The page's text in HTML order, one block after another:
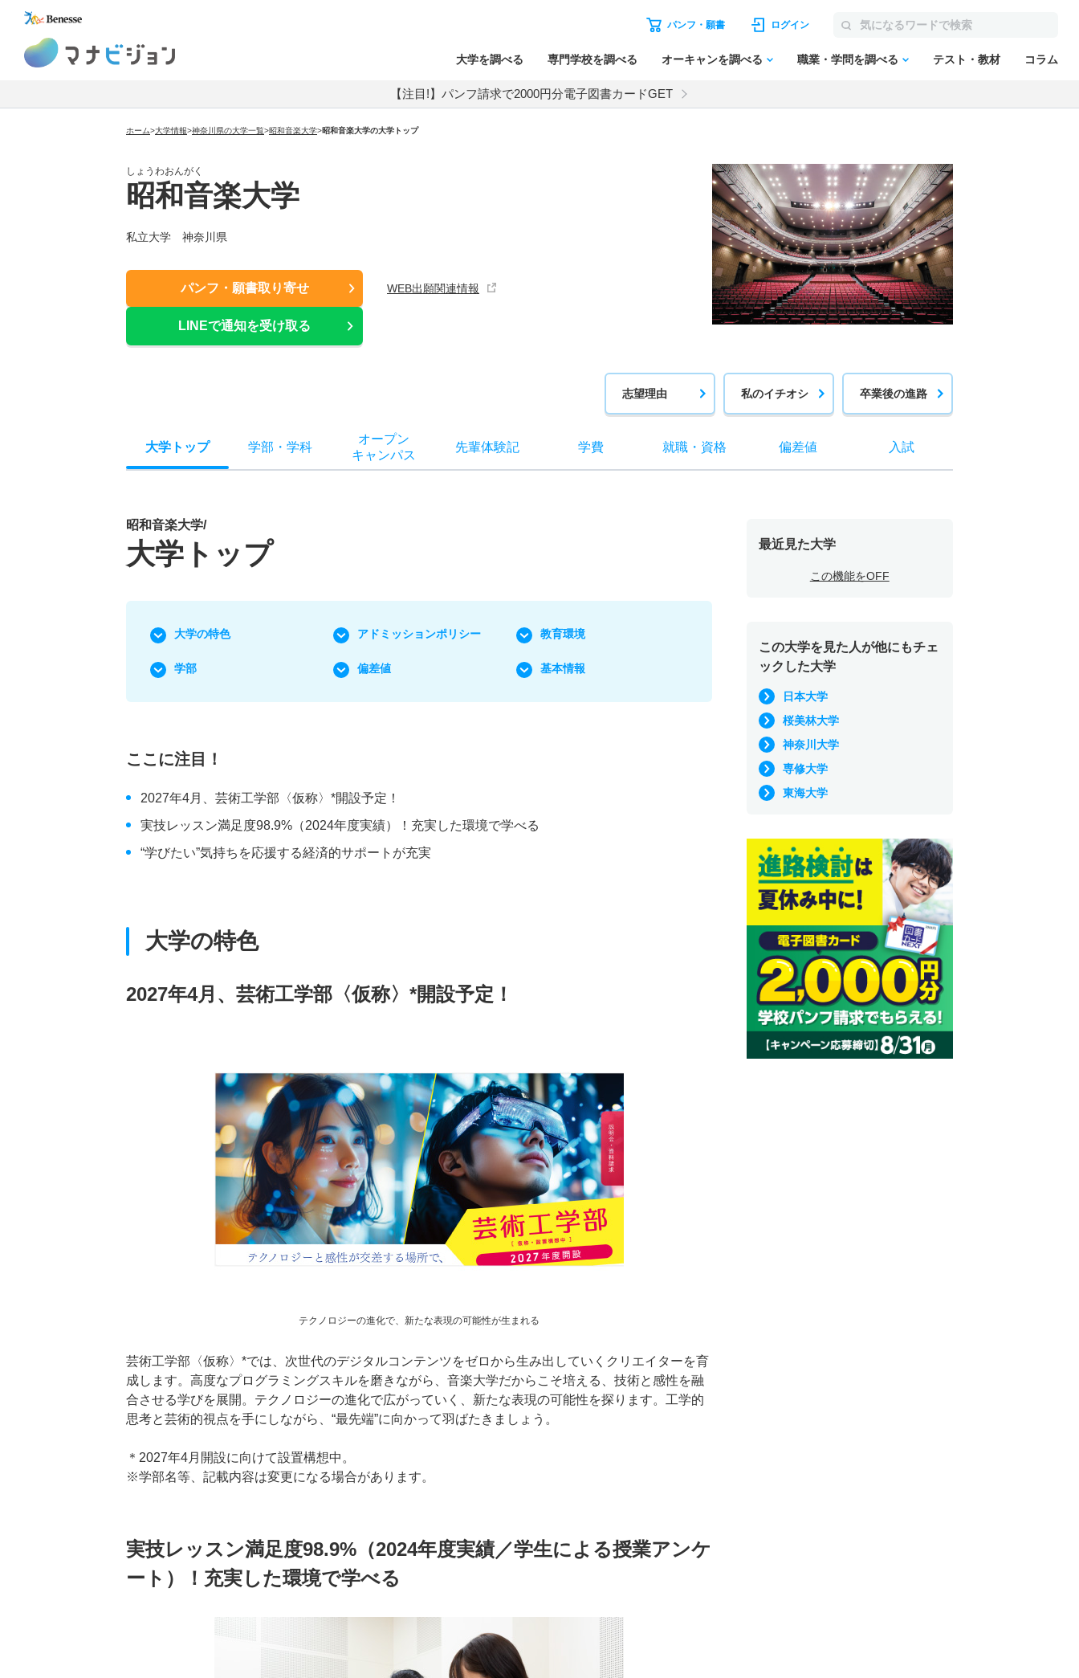
パンフ・願書 ログイン
大学を調べる 専門学校を調べる オーキャンを調べる 職業・学問を調べる テスト・教材 コラム
【注目!】パンフ請求で2000円分電子図書カードGET
ホーム>大学情報>神奈川県の大学一覧>昭和音楽大学>昭和音楽大学の大学トップ
しょうわおんがく
昭和音楽大学
私立大学 神奈川県
パンフ・願書取り寄せ
LINEで通知を受け取る
WEB出願関連情報
志望理由 私のイチオシ 卒業後の進路
大学トップ 学部 ・ 学科
オープン
キャンパス
先輩体験記 学費 就職・ 資格 偏差値 入試
昭和音楽大学/
大学トップ
大学の特色 アドミッションポリシー 教育環境
学部 偏差値 基本情報
ここに注目！
2027年4月、芸術工学部〈仮称〉*開設予定！
実技レッスン満足度98.9%（2024年度実績）！充実した環境で学べる
“学びたい”気持ちを応援する経済的サポートが充実
大学の特色
2027年4月、芸術工学部〈仮称〉*開設予定！
テクノロジーの進化で、新たな表現の可能性が生まれる
芸術工学部〈仮称〉*では、次世代のデジタルコンテンツをゼロから生み出していくクリエイターを育
成します。高度なプログラミングスキルを磨きながら、音楽大学だからこそ培える、技術と感性を融
合させる学びを展開。テクノロジーの進化で広がっていく、新たな表現の可能性を探ります。工学的
思考と芸術的視点を手にしながら、“最先端”に向かって羽ばたきましょう。
＊2027年4月開設に向けて設置構想中。
※学部名等、記載内容は変更になる場合があります。
実技レッスン満足度98.9%（2024年度実績／学生による授業アンケ
ート）！充実した環境で学べる
最近見た大学
この機能をOFF
この大学を見た人が他にもチェ
ックした大学
日本大学
桜美林大学
神奈川大学
専修大学
東海大学